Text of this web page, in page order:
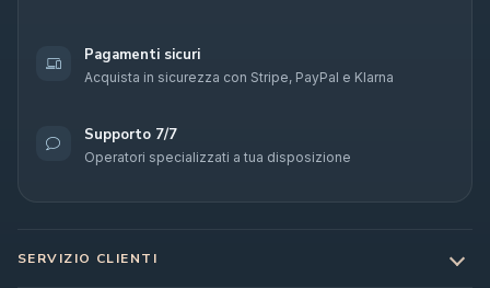
Pagamenti sicuri
Acquista in sicurezza con Stripe, PayPal e Klarna
Supporto 7/7
Operatori specializzati a tua disposizione
SERVIZIO CLIENTI